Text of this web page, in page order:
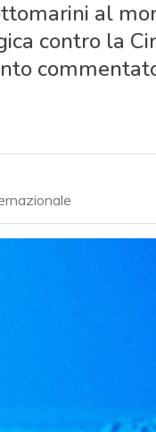
al
contro la